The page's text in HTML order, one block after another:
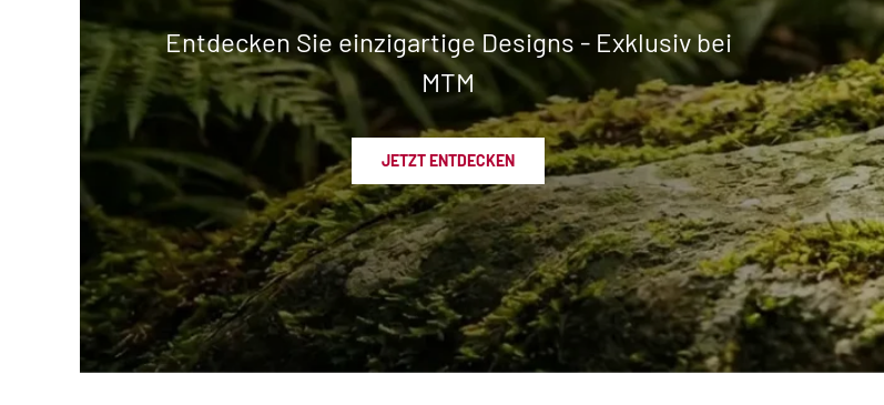
Entdecken Sie einzigartige Designs - Exklusiv bei
MTM
JETZT ENTDECKEN